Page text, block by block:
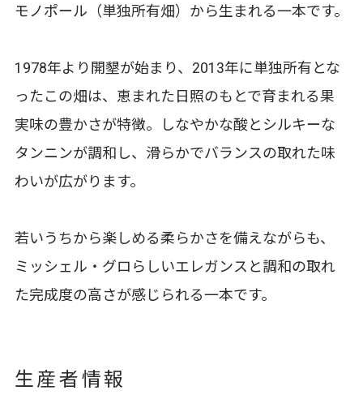
モノポール（単独所有畑）から生まれる一本です。
1978年より開墾が始まり、2013年に単独所有とな
ったこの畑は、恵まれた日照のもとで育まれる果
実味の豊かさが特徴。しなやかな酸とシルキーな
タンニンが調和し、滑らかでバランスの取れた味
わいが広がります。
若いうちから楽しめる柔らかさを備えながらも、
ミッシェル・グロらしいエレガンスと調和の取れ
た完成度の高さが感じられる一本です。
生産者情報